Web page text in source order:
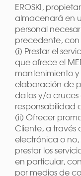
EROSKI,
almacenará en
personal
precedente,
(i) Prestar el
que ofrece el
mantenimiento
elaboración de
datos y/o cruces
responsabilidad
(ii) Ofrecer
Cliente, a través
electrónica o
prestar los
en particular,
por medios de